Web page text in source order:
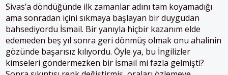
Sivas’a döndüğünde ilk zamanlar adını tam koyamadığı
ama sonradan içini sıkmaya başlayan bir duygudan
bahsediyordu İsmail. Bir yanıyla hiçbir kazanım elde
edemeden beş yıl sonra geri dönmüş olmak onu ahalinin
gözünde başarısız kılıyordu. Öyle ya, bu İngilizler
kimseleri göndermezken bir İsmail mi fazla gelmişti?